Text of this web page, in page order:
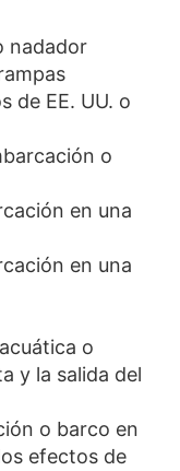
nadador
de EE. UU. o
o
en una
en una
o
y la salida del
o barco en
efectos de